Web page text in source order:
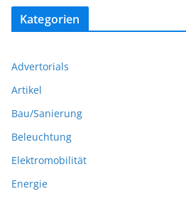
Kategorien
Advertorials
Artikel
Bau/Sanierung
Beleuchtung
Elektromobilität
Energie